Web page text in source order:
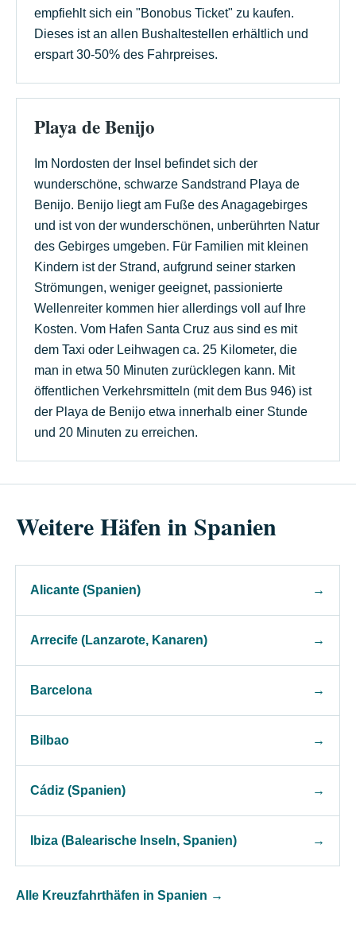
empfiehlt sich ein "Bonobus Ticket" zu kaufen.
Dieses ist an allen Bushaltestellen erhältlich und
erspart 30-50% des Fahrpreises.
Playa de Benijo
Im Nordosten der Insel befindet sich der
wunderschöne, schwarze Sandstrand Playa de
Benijo. Benijo liegt am Fuße des Anagagebirges
und ist von der wunderschönen, unberührten Natur
des Gebirges umgeben. Für Familien mit kleinen
Kindern ist der Strand, aufgrund seiner starken
Strömungen, weniger geeignet, passionierte
Wellenreiter kommen hier allerdings voll auf Ihre
Kosten. Vom Hafen Santa Cruz aus sind es mit
dem Taxi oder Leihwagen ca. 25 Kilometer, die
man in etwa 50 Minuten zurücklegen kann. Mit
öffentlichen Verkehrsmitteln (mit dem Bus 946) ist
der Playa de Benijo etwa innerhalb einer Stunde
und 20 Minuten zu erreichen.
Weitere Häfen in Spanien
Alicante (Spanien) →
Arrecife (Lanzarote, Kanaren) →
Barcelona →
Bilbao →
Cádiz (Spanien) →
Ibiza (Balearische Inseln, Spanien) →
Alle Kreuzfahrthäfen in Spanien →